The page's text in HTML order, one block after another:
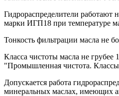
Гидрораспределители работают
марки ИГП18 при температуре
Тонкость фильтрации масла не
Класса чистоты масла не
"Промышленная чистота.
Допускается работа
минеральных маслах, имеющих